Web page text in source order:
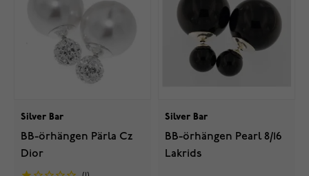
Silver Bar
BB-örhängen Pärla Cz
Dior
Silver Bar
BB-örhängen Pearl 8/16
Lakrids